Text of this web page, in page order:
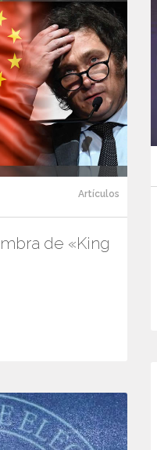
Artículos
de «King